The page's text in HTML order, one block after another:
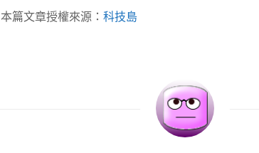
本篇文章授權來源： 科技島